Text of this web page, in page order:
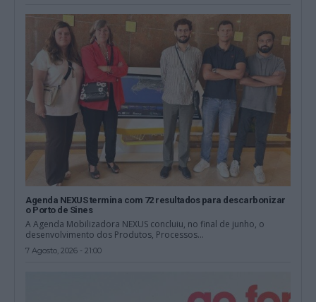
Agenda NEXUS termina com 72 resultados para descarbonizar
o Porto de Sines
A Agenda Mobilizadora NEXUS concluiu, no final de junho, o
desenvolvimento dos Produtos, Processos...
7 Agosto, 2026 - 21:00